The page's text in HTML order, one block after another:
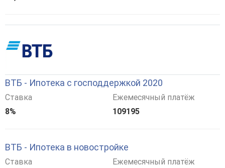
ВТБ - Ипотека с господдержкой 2020
Ставка
8%
Ежемесячный платёж
109195
ВТБ - Ипотека в новостройке
Ставка
Ежемесячный платёж